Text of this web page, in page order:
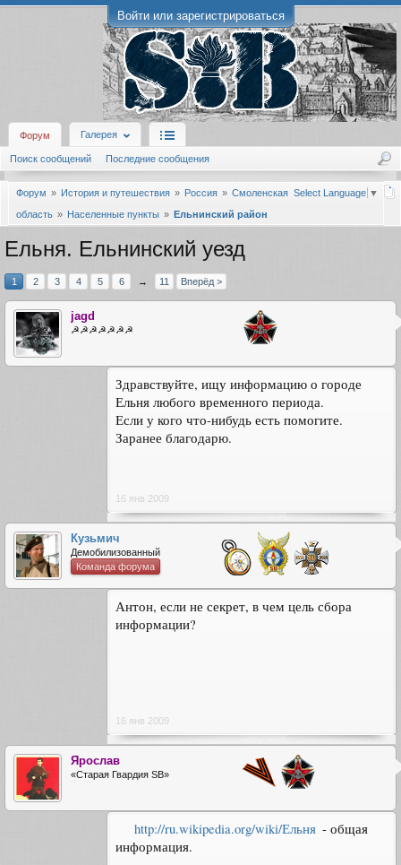
Войти или зарегистрироваться
Форум Галерея
Поиск сообщений Последние сообщения
Select Language ▼
Форум История и путешествия Россия
Смоленская
область
Населенные пункты Ельнинский район
Ельня. Ельнинский уезд
1 2 3 4 5 6 → 11 Вперёд >
jagd
☭☭☭☭☭☭☭
Здравствуйте, ищу информацию о городе
Ельня любого временного периода.
Если у кого что-нибудь есть помогите.
Заранее благодарю.
16 янв 2009
Кузьмич
Демобилизованный
Команда форума
Антон, если не секрет, в чем цель сбора
информации?
16 янв 2009
Ярослав
«Старая Гвардия SB»
http://ru.wikipedia.org/wiki/Ельня - общая
информация.